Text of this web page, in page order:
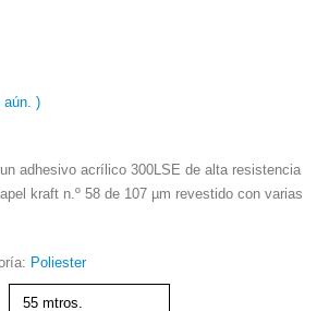
aún. )
adhesivo acrílico 300LSE de alta resistencia
kraft n.º 58 de 107 µm revestido con varias
Poliester